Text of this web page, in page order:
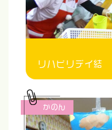
リハビリデイ結
かのん